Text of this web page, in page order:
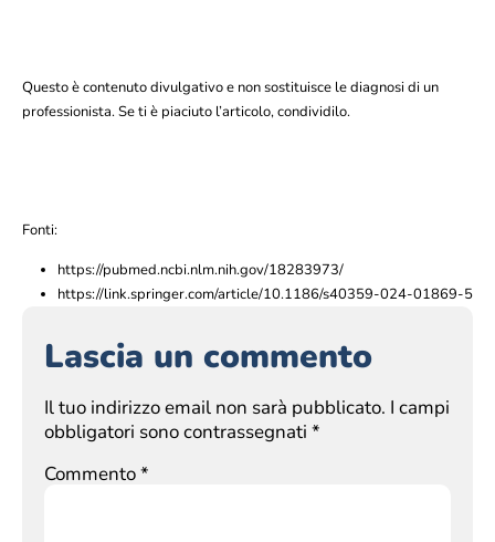
Questo è contenuto divulgativo e non sostituisce le diagnosi di un
professionista. Se ti è piaciuto l’articolo, condividilo.
Fonti:
https://pubmed.ncbi.nlm.nih.gov/18283973/
https://link.springer.com/article/10.1186/s40359-024-01869-5
Lascia un commento
Il tuo indirizzo email non sarà pubblicato. I campi
obbligatori sono contrassegnati *
Commento*